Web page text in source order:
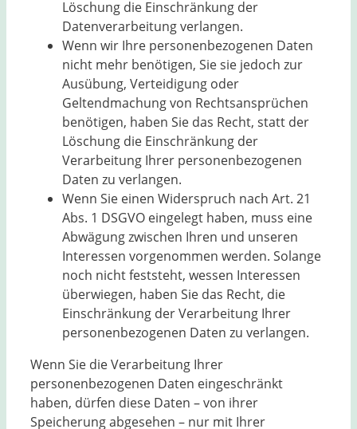
Löschung die Einschränkung der
Datenverarbeitung verlangen.
Wenn wir Ihre personenbezogenen Daten
nicht mehr benötigen, Sie sie jedoch zur
Ausübung, Verteidigung oder
Geltendmachung von Rechtsansprüchen
benötigen, haben Sie das Recht, statt der
Löschung die Einschränkung der
Verarbeitung Ihrer personenbezogenen
Daten zu verlangen.
Wenn Sie einen Widerspruch nach Art. 21
Abs. 1 DSGVO eingelegt haben, muss eine
Abwägung zwischen Ihren und unseren
Interessen vorgenommen werden. Solange
noch nicht feststeht, wessen Interessen
überwiegen, haben Sie das Recht, die
Einschränkung der Verarbeitung Ihrer
personenbezogenen Daten zu verlangen.
Wenn Sie die Verarbeitung Ihrer
personenbezogenen Daten eingeschränkt
haben, dürfen diese Daten – von ihrer
Speicherung abgesehen – nur mit Ihrer